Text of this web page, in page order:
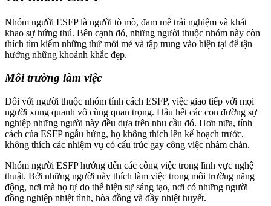
Nhóm người ESFP là người tò mò, đam mê trải nghiệm và khát
khao sự hứng thú. Bên cạnh đó, những người thuộc nhóm này còn
thích tìm kiếm những thứ mới mẻ và tập trung vào hiện tại để tận
hưởng những khoảnh khắc đẹp.
Môi trường làm việc
Đối với người thuộc nhóm tính cách ESFP, việc giao tiếp với mọi
người xung quanh vô cùng quan trọng. Hầu hết các con đường sự
nghiệp những người này đều dựa trên nhu cầu đó. Hơn nữa, tính
cách của ESFP ngẫu hứng, họ không thích lên kế hoạch trước,
không thích các nhiệm vụ có cấu trúc gay công việc nhàm chán.
Nhóm người ESFP hướng đến các công việc trong lĩnh vực nghệ
thuật. Bởi những người này thích làm việc trong môi trường năng
động, nơi mà họ tự do thể hiện sự sáng tạo, nơi có những người
đồng nghiệp nhiệt tình, hòa đồng và đầy nhiệt huyết.